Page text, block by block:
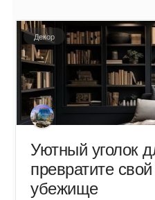
Декор
Уютный уголок
превратите
убежище